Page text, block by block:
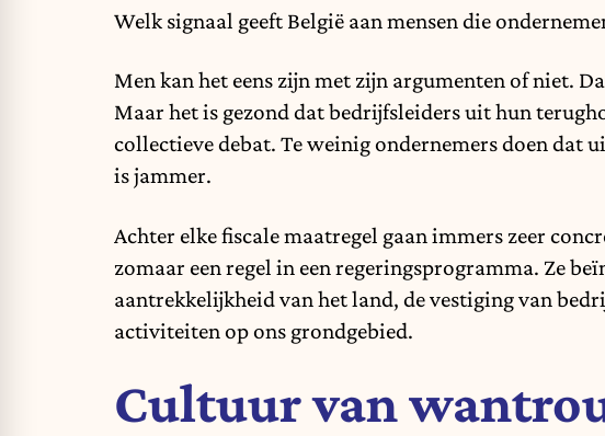
Welk signaal geeft België aan mensen die
Men kan het eens zijn met zijn argumenten of niet.
Maar het is gezond dat bedrijfsleiders uit hun
collectieve debat. Te weinig ondernemers doen dat
is jammer.
Achter elkefiscale maatregel gaan immers zeer
zomaar een regel in een regeringsprogramma. Ze
aantrekkelijkheid van het land, de vestiging van
activiteiten op ons grondgebied.
Cultuur van